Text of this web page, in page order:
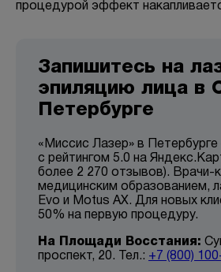
процедурой эффект
Запишитесь на
эпиляцию лица в
Петербурге
«Миссис Лазер» в
с рейтингом 5.0 на
более 2 270 отзывов). Врачи-
медицинским образованием,
Evo и Motus AX. Для новых
50% на первую процедуру.
На Площади Восстания:
проспект, 20. Тел.: +7 (800)